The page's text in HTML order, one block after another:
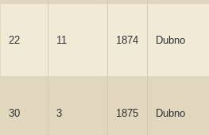
22 11 1874 Dubno
30 3 1875 Dubno